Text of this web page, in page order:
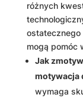
różnych
ostatecznego
mogą pomóc
Jak
motywacja
wymaga